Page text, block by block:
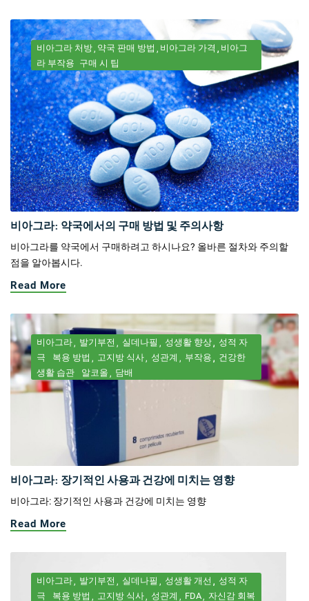
비아그라 처방 약국 판매 방법 비아그라 가격
비아그
라 부작용 구매 시 팁
비아그라: 약국에서의 구매 방법 및 주의사항
비아그라를 약국에서 구매하려고 하시나요? 올바른 절차와 주의할
점을 알아봅시다.
Read More
비아그라 발기부전 실데나필 성생활 향상
성적 자
극
복용 방법 고지방 식사 성관계 부작용
건강한
생활 습관
알코올 담배
비아그라: 장기적인 사용과 건강에 미치는 영향
비아그라: 장기적인 사용과 건강에 미치는 영향
Read More
비아그라 발기부전 실데나필 성생활 개선
성적 자
극
복용 방법 고지방 식사 성관계 FDA 자신감 회복